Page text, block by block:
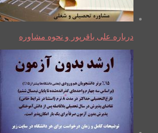
درباره علی باقرپور و نحوه مشاوره